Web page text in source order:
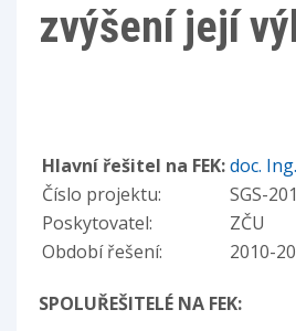
zvýšení její
Hlavní řešitel na FEK:doc.
Číslo projektu:
SGS-
Poskytovatel:
ZČU
Období řešení:
2010-
SPOLUŘEŠITELÉ NA FEK: